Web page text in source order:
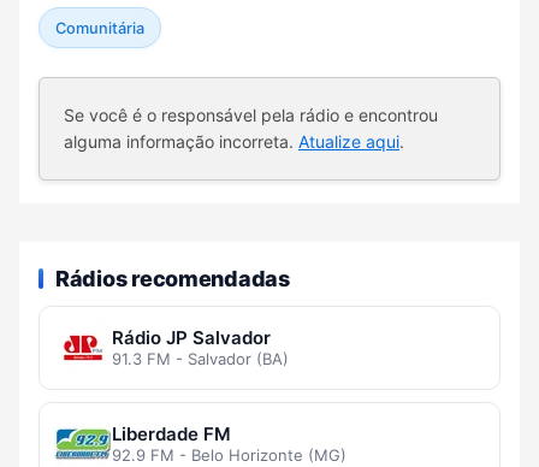
Comunitária
Se você é o responsável pela rádio e encontrou
alguma informação incorreta. Atualize aqui.
Rádios recomendadas
Rádio JP Salvador
91.3 FM - Salvador (BA)
Liberdade FM
92.9 FM - Belo Horizonte (MG)